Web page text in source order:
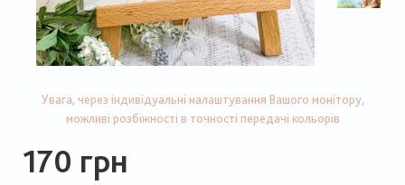
Увага, через індивідуальні налаштування Вашого монітору,
можливі розбіжності в точності передачі кольорів
170 грн